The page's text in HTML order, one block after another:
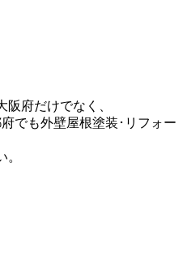
府だけでなく、
でも外壁屋根塗装･リフォー